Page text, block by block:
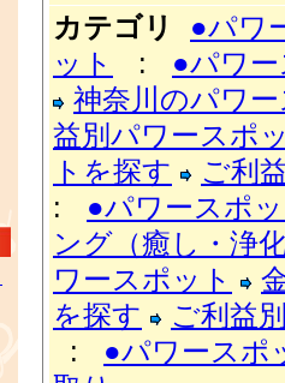
カテゴリ
●パワ
ット
: ●パワ
神奈川のパワ
益別パワースポ
トを探す
ご利
: ●パワースポ
ング（癒し・浄
ワースポット
を探す
ご利益
: ●パワースポ